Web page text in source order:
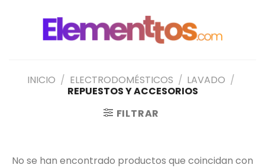
INICIO / ELECTRODOMÉSTICOS / LAVADO /
REPUESTOS Y ACCESORIOS
FILTRAR
No se han encontrado productos que coincidan con